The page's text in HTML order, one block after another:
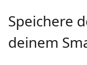
Speichere
deinem